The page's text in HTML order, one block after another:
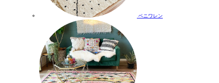
ベニワレン